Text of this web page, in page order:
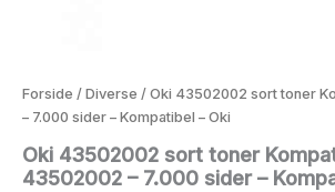
Forside / Diverse / Oki 43502002 sort toner
– 7.000 sider – Kompatibel – Oki
Oki 43502002 sort toner
43502002 – 7.000 sider –